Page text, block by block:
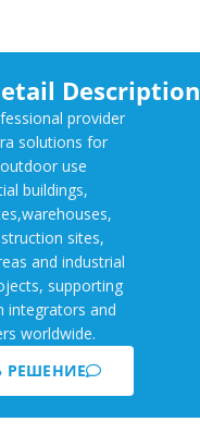
Description
provider
solutions for
use
buildings,
sites,
and industrial
supporting
integrators and
worldwide.
РЕШЕНИЕ